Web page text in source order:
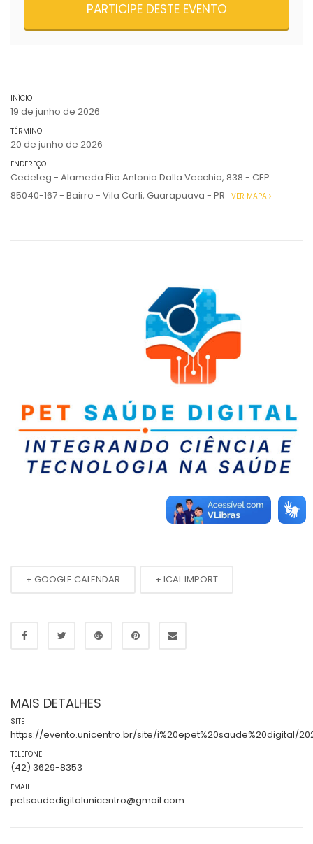
PARTICIPE DESTE EVENTO
INÍCIO
19 de junho de 2026
TÉRMINO
20 de junho de 2026
ENDEREÇO
Cedeteg - Alameda Élio Antonio Dalla Vecchia, 838 - CEP
85040-167 - Bairro - Vila Carli, Guarapuava - PR
VER MAPA
+ GOOGLE CALENDAR + ICAL IMPORT
MAIS DETALHES
SITE
https://evento.unicentro.br/site/i%20epet%20saude%20digital/
TELEFONE
(42) 3629-8353
EMAIL
petsaudedigitalunicentro@gmail.com